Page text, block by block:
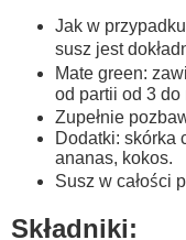
Jak w
susz jest
Mate green:
od partii od 3 do
Zupełnie
Dodatki: skórka
ananas, kokos.
Susz w całości
Składniki: